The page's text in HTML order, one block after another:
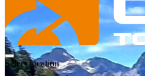
Select location